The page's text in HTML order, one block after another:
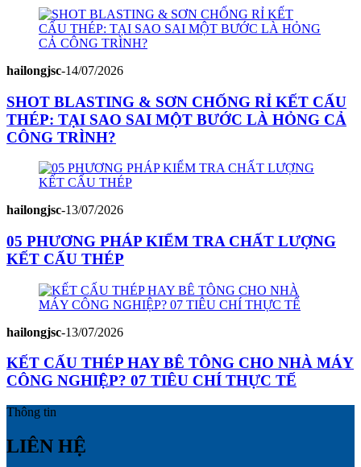
hailongjsc-14/07/2026
SHOT BLASTING & SƠN CHỐNG RỈ KẾT CẤU
THÉP: TẠI SAO SAI MỘT BƯỚC LÀ HỎNG CẢ
CÔNG TRÌNH?
hailongjsc-13/07/2026
05 PHƯƠNG PHÁP KIỂM TRA CHẤT LƯỢNG
KẾT CẤU THÉP
hailongjsc-13/07/2026
KẾT CẤU THÉP HAY BÊ TÔNG CHO NHÀ MÁY
CÔNG NGHIỆP? 07 TIÊU CHÍ THỰC TẾ
Thông tin
LIÊN HỆ